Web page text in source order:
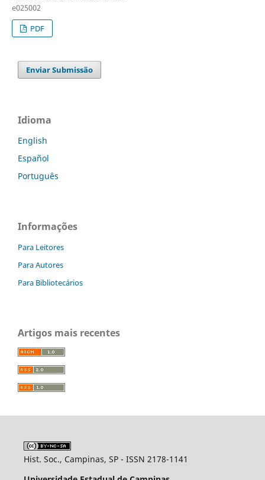
e025002
PDF
Enviar Submissão
Idioma
English
Español
Português
Informações
Para Leitores
Para Autores
Para Bibliotecários
Artigos mais recentes
Hist. Soc., Campinas, SP - ISSN 2178-1141